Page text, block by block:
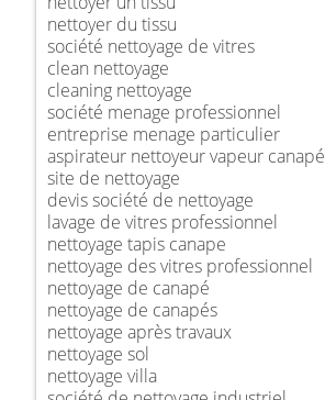
nettoyer du tissu
société nettoyage de vitres
clean nettoyage
cleaning nettoyage
société menage professionnel
entreprise menage particulier
aspirateur nettoyeur vapeur canapé
site de nettoyage
devis société de nettoyage
lavage de vitres professionnel
nettoyage tapis canape
nettoyage des vitres professionnel
nettoyage de canapé
nettoyage de canapés
nettoyage après travaux
nettoyage sol
nettoyage villa